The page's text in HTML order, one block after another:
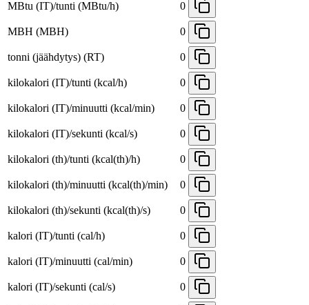
MBtu (IT)/tunti (MBtu/h) 0
MBH (MBH) 0
tonni (jäähdytys) (RT) 0
kilokalori (IT)/tunti (kcal/h) 0
kilokalori (IT)/minuutti (kcal/min) 0
kilokalori (IT)/sekunti (kcal/s) 0
kilokalori (th)/tunti (kcal(th)/h) 0
kilokalori (th)/minuutti (kcal(th)/min) 0
kilokalori (th)/sekunti (kcal(th)/s) 0
kalori (IT)/tunti (cal/h) 0
kalori (IT)/minuutti (cal/min) 0
kalori (IT)/sekunti (cal/s) 0